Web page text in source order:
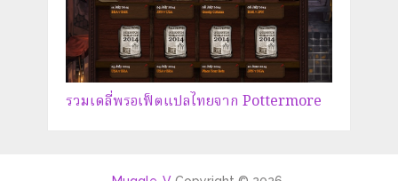
รวมเดลี่พรอเฟ็ตแปลไทยจาก Pottermore